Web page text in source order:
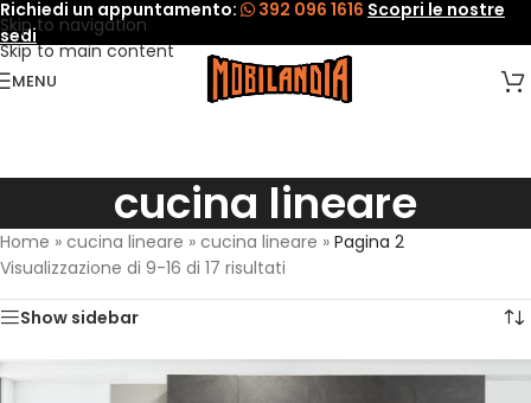
Skip to navigation
Skip to main content
Richiedi un appuntamento: 392 096 1616 Scopri le nostre
sedi
MENU
cucina lineare
Home » cucina lineare » cucina lineare » Pagina 2
Visualizzazione di 9-16 di 17 risultati
Show sidebar